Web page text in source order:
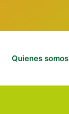
Quienes somos